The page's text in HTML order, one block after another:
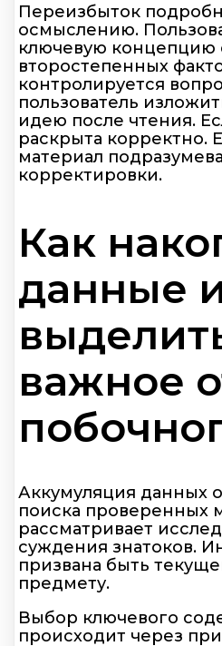
Переизбыток
осмыслению.
ключевую концепцию
второстепенных
контролируется
пользователь
идею после чтения.
раскрыта корректно.
материал
корректировки.
Как
данные
важное
Аккумуляция данных
поиска проверенных
рассматривает
суждения знатоков.
призвана быть
предмету.
Выбор ключевого
происходит через